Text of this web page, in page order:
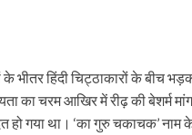
के भीतर हिंदी चिट्ठाकारों के बीच
का चरम आखिर में रीढ़ की
हो गया था। ‘का गुरु चकाचक’